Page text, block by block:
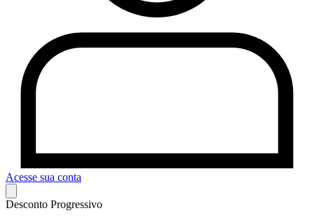
Acesse sua conta
Desconto Progressivo